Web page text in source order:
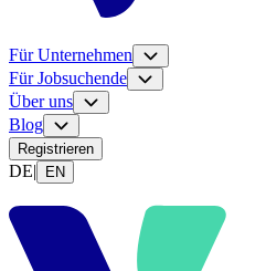
Für Unternehmen
Für Jobsuchende
Über uns
Blog
Registrieren
DE| EN